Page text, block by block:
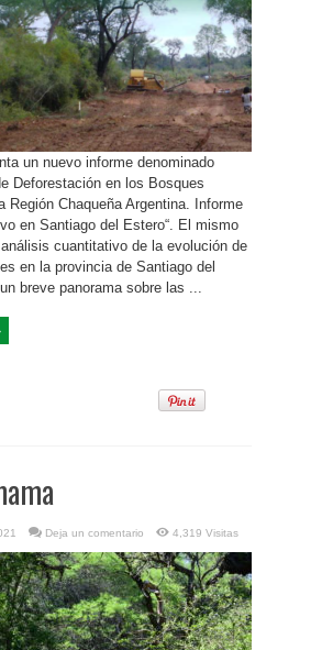
un nuevo informe denominado
Deforestación en los Bosques
Región Chaqueña Argentina. Informe
en Santiago del Estero“. El mismo
cuantitativo de la evolución de
en la provincia de Santiago del
breve panorama sobre las ...
Deja un comentario 4,319 Visitas